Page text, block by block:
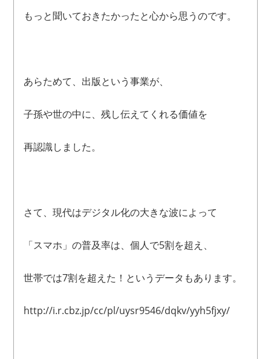
もっと聞いておきたかったと心から思うのです。
あらためて、出版という事業が、
子孫や世の中に、残し伝えてくれる価値を
再認識しました。
さて、現代はデジタル化の大きな波によって
「スマホ」の普及率は、個人で5割を超え、
世帯では7割を超えた！というデータもあります。
http://i.r.cbz.jp/cc/pl/uysr9546/dqkv/yyh5fjxy/